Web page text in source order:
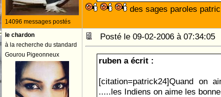
14096 messages postés
des sages paroles
le chardon
à la recherche du standard
Gourou Pigeonneux
Posté le 09-02-2006 à
ruben a écrit :
[citation=patrick24]Quand on
.....les Indiens on aime les